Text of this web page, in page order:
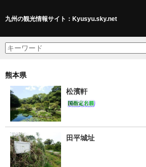
九州の観光情報サイト：Kyusyu.sky.net
熊本県
松濱軒
田平城址